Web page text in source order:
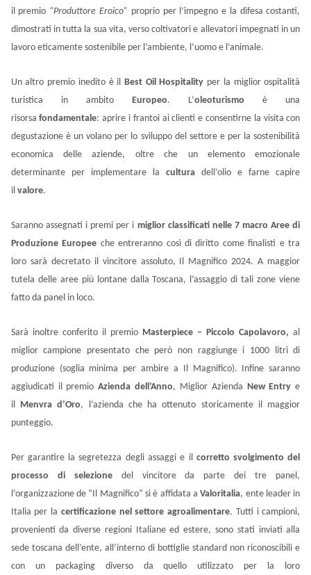
il premio “Produttore Eroico” proprio per l’impegno e la difesa costanti,
dimostrati in tutta la sua vita, verso coltivatori e allevatori impegnati in un
lavoro eticamente sostenibile per l’ambiente, l’uomo e l’animale.
Un altro premio inedito è il Best Oil Hospitality per la miglior ospitalità
turistica in ambito Europeo. L’oleoturismoè una
risorsa fondamentale: aprire i frantoi ai clienti e consentirne la visita con
degustazione è un volano per lo sviluppo del settore e per la sostenibilità
economica delle aziende, oltre che un elemento emozionale
determinante per implementare la cultura dell’olio e farne capire
il valore.
Saranno assegnati i premi per i miglior classificati nelle 7 macro Aree di
Produzione Europee che entreranno così di diritto come finalisti e tra
loro sarà decretato il vincitore assoluto, Il Magnifico 2024. A maggior
tutela delle aree più lontane dalla Toscana, l’assaggio di tali zone viene
fatto da panel in loco.
Sarà inoltre conferito il premio Masterpiece – Piccolo Capolavoro, al
miglior campione presentato che però non raggiunge i 1000 litri di
produzione (soglia minima per ambire a Il Magnifico). Infine saranno
aggiudicati il premioAzienda dell’Anno, Miglior Azienda New Entry e
il Menvra d’Oro, l’azienda che ha ottenuto storicamente il maggior
punteggio.
Per garantire la segretezza degli assaggi e il corretto svolgimento del
processo di selezionedel vincitore da parte dei tre panel,
l’organizzazione de “Il Magnifico” si è affidata aValoritalia, ente leader in
Italia per la certificazione nel settore agroalimentare. Tutti i campioni,
provenienti da diverse regioni Italiane ed estere, sono stati inviati alla
sede toscana dell’ente, all’interno di bottiglie standard non riconoscibili e
con un packaging diverso da quello utilizzato per la loro